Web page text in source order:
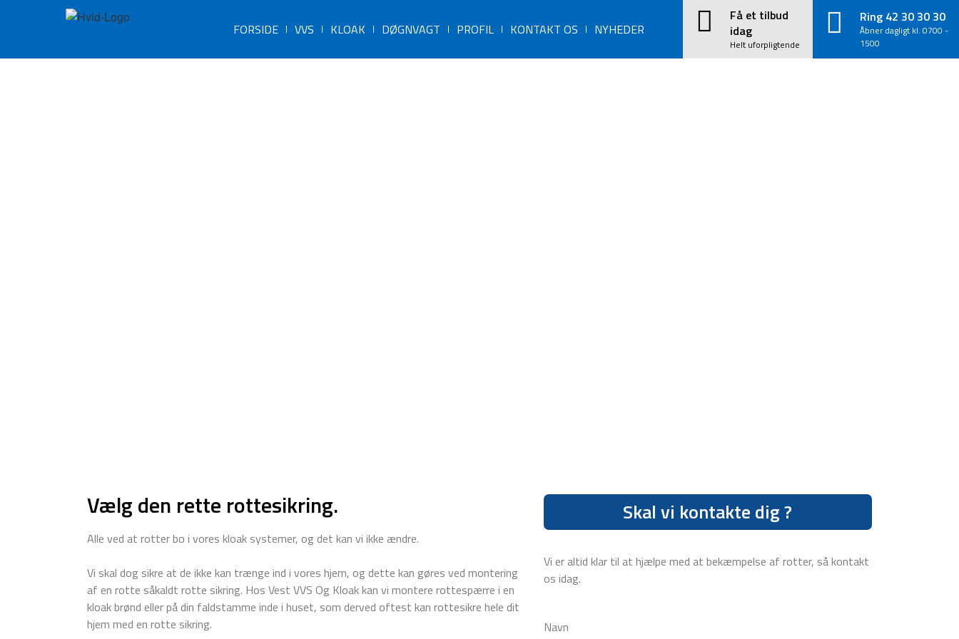
FORSIDE VVS KLOAK DØGNVAGT PROFIL KONTAKT OS NYHEDER
Få et tilbud
idag
Helt uforpligtende
Ring 42 30 30 30
Åbner dagligt kl. 0700 -
1500
Vælg den rette rottesikring.
Alle ved at rotter bo i vores kloak systemer, og det kan vi ikke ændre.
Vi skal dog sikre at de ikke kan trænge ind i vores hjem, og dette kan gøres ved montering
af en rotte såkaldt rotte sikring. Hos Vest VVS Og Kloak kan vi montere rottespærre i en
kloak brønd eller på din faldstamme inde i huset, som derved oftest kan rottesikre hele dit
hjem med en rotte sikring.
Skal vi kontakte dig ?
Vi er altid klar til at hjælpe med at bekæmpelse af rotter, så kontakt
os idag.
Navn